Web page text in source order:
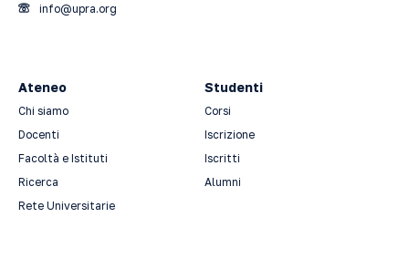
info@upra.org
Ateneo
Chi siamo
Docenti
Facoltà e Istituti
Ricerca
Rete Universitarie
Studenti
Corsi
Iscrizione
Iscritti
Alumni